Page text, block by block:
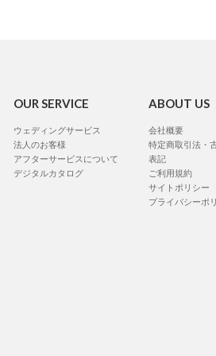
OUR SERVICE
ウェディングサービス
法人のお客様
アフターサービスについて
デジタルカタログ
ABOUT US
会社概要
特定商取引法・
表記
ご利用規約
サイトポリシー
プライバシーポ